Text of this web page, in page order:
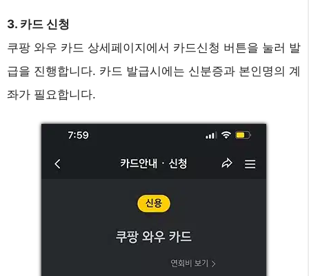
3. 카드 신청
쿠팡 와우 카드 상세페이지에서 카드신청 버튼을 눌러 발
급을 진행합니다. 카드 발급시에는 신분증과 본인명의 계
좌가 필요합니다.